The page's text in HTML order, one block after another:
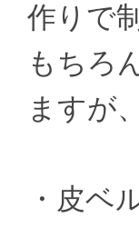
作りで
もちろ
ますが
・皮ベ